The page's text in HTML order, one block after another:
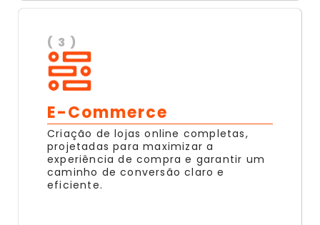
( 3 )
E-Commerce
Criação de lojas online completas,
projetadas para maximizar a
experiência de compra e garantir um
caminho de conversão claro e
eficiente.